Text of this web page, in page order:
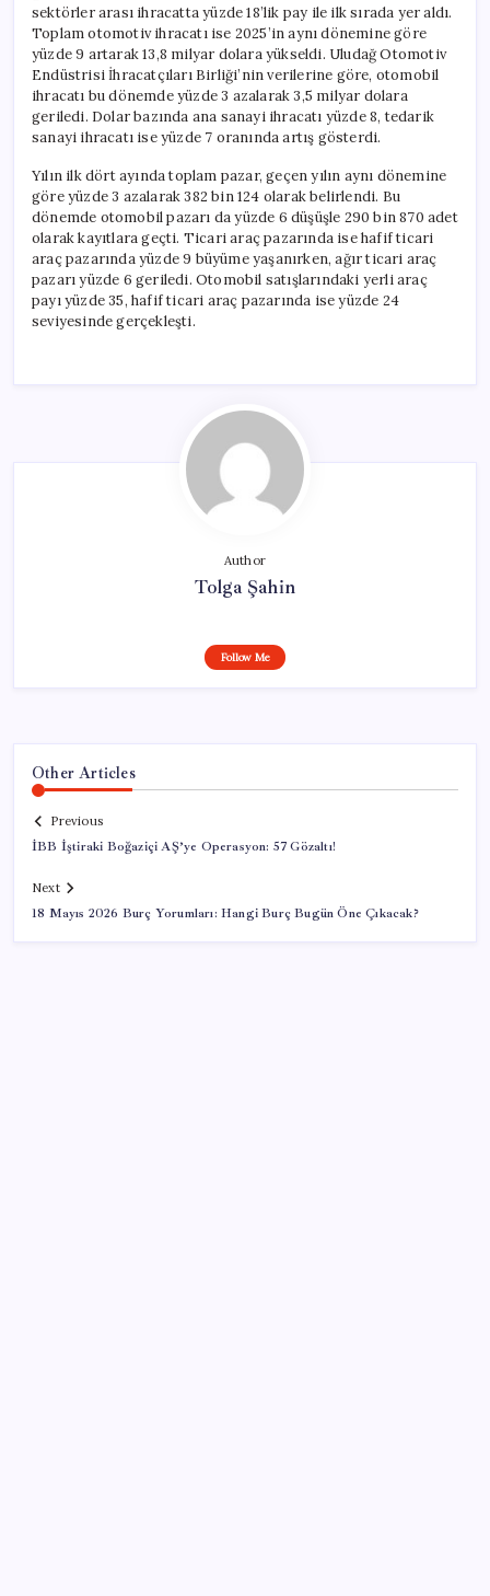
sektörler arası ihracatta yüzde 18’lik pay ile ilk sırada yer aldı.
Toplam otomotiv ihracatı ise 2025’in aynı dönemine göre
yüzde 9 artarak 13,8 milyar dolara yükseldi. Uludağ Otomotiv
Endüstrisi İhracatçıları Birliği’nin verilerine göre, otomobil
ihracatı bu dönemde yüzde 3 azalarak 3,5 milyar dolara
geriledi. Dolar bazında ana sanayi ihracatı yüzde 8, tedarik
sanayi ihracatı ise yüzde 7 oranında artış gösterdi.
Yılın ilk dört ayında toplam pazar, geçen yılın aynı dönemine
göre yüzde 3 azalarak 382 bin 124 olarak belirlendi. Bu
dönemde otomobil pazarı da yüzde 6 düşüşle 290 bin 870 adet
olarak kayıtlara geçti. Ticari araç pazarında ise hafif ticari
araç pazarında yüzde 9 büyüme yaşanırken, ağır ticari araç
pazarı yüzde 6 geriledi. Otomobil satışlarındaki yerli araç
payı yüzde 35, hafif ticari araç pazarında ise yüzde 24
seviyesinde gerçekleşti.
Author
Tolga Şahin
Follow Me
Other Articles
Previous
İBB İştiraki Boğaziçi AŞ’ye Operasyon: 57 Gözaltı!
Next
18 Mayıs 2026 Burç Yorumları: Hangi Burç Bugün Öne Çıkacak?